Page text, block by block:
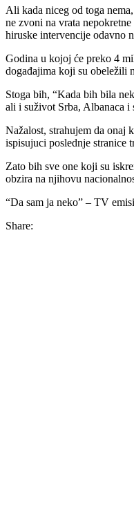
Ali kada niceg od toga
ne zvoni na vrata
hiruske intervencije odavno
Godina u kojoj će preko 4
događajima koji su obeležili
Stoga bih, “Kada bih bila
ali i suživot Srba, Albanaca
Nažalost, strahujem da onaj
ispisujuci poslednje stranice
Zato bih sve one koji su
obzira na njihovu
“Da sam ja neko” – TV
Share: